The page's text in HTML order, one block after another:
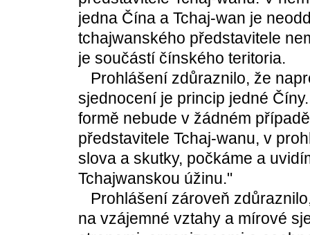
jedna Čína a Tchaj-wan je
tchajwanského představitele
je součástí čínského teritoria.
Prohlášení zdůraznilo, že
sjednocení je princip jedné
formě nebude v žádném
představitele Tchaj-wanu, v
slova a skutky, počkáme a
Tchajwanskou úžinu."
Prohlášení zároveň
na vzájemné vztahy a mírové